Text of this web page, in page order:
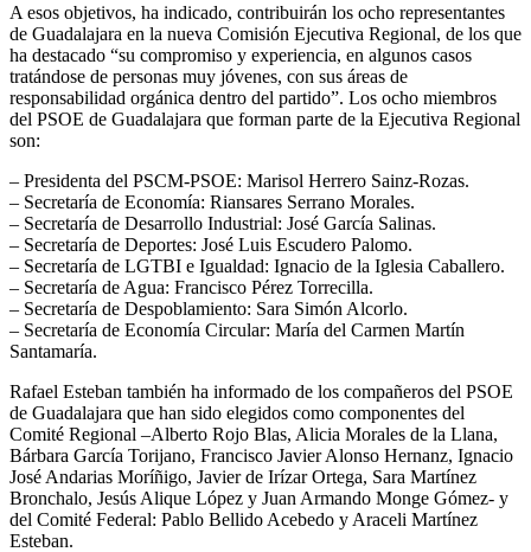
A esos objetivos, ha indicado, contribuirán los ocho representantes
de Guadalajara en la nueva Comisión Ejecutiva Regional, de los que
ha destacado “su compromiso y experiencia, en algunos casos
tratándose de personas muy jóvenes, con sus áreas de
responsabilidad orgánica dentro del partido”. Los ocho miembros
del PSOE de Guadalajara que forman parte de la Ejecutiva Regional
son:
– Presidenta del PSCM-PSOE: Marisol Herrero Sainz-Rozas.
– Secretaría de Economía: Riansares Serrano Morales.
– Secretaría de Desarrollo Industrial: José García Salinas.
– Secretaría de Deportes: José Luis Escudero Palomo.
– Secretaría de LGTBI e Igualdad: Ignacio de la Iglesia Caballero.
– Secretaría de Agua: Francisco Pérez Torrecilla.
– Secretaría de Despoblamiento: Sara Simón Alcorlo.
– Secretaría de Economía Circular: María del Carmen Martín
Santamaría.
Rafael Esteban también ha informado de los compañeros del PSOE
de Guadalajara que han sido elegidos como componentes del
Comité Regional –Alberto Rojo Blas, Alicia Morales de la Llana,
Bárbara García Torijano, Francisco Javier Alonso Hernanz, Ignacio
José Andarias Moríñigo, Javier de Irízar Ortega, Sara Martínez
Bronchalo, Jesús Alique López y Juan Armando Monge Gómez- y
del Comité Federal: Pablo Bellido Acebedo y Araceli Martínez
Esteban.